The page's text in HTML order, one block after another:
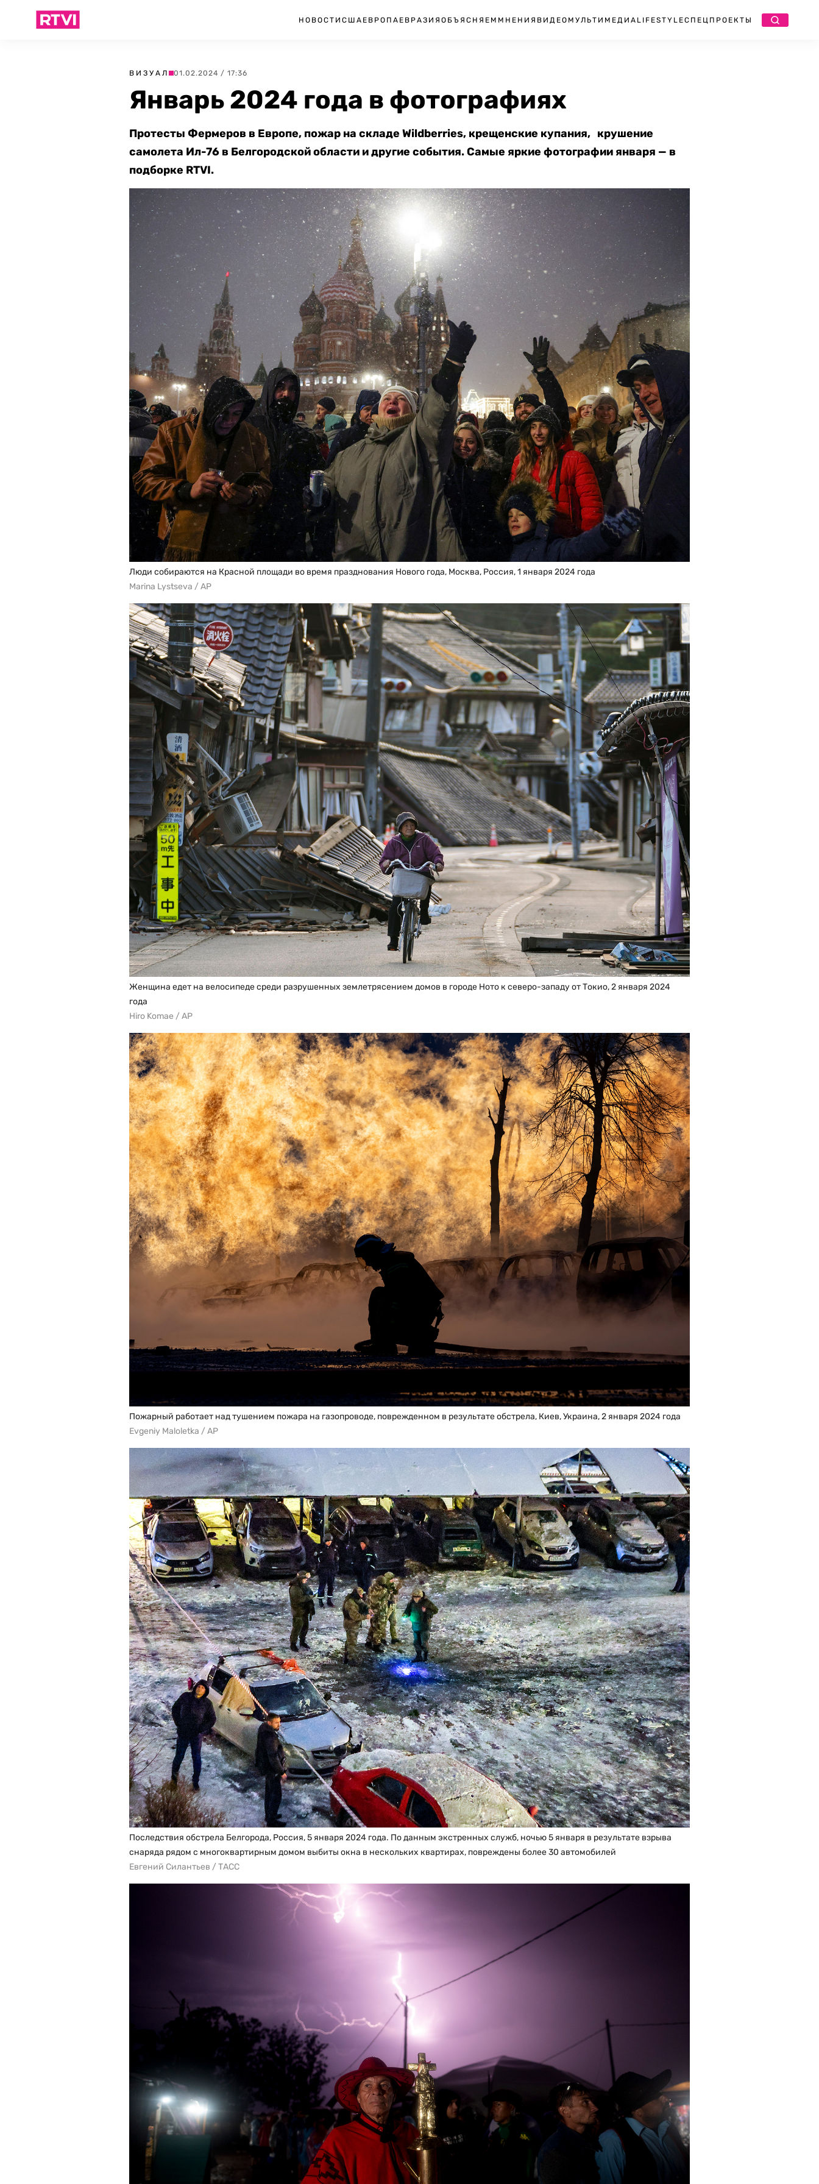
НОВОСТИ США ЕВРОПА ЕВРАЗИЯ ОБЪЯСНЯЕМ МНЕНИЯ ВИДЕО МУЛЬТИМЕДИА LIFESTYLEСПЕЦПРОЕКТЫ
ВИЗУАЛ 01.02.2024 / 17:36
Январь 2024 года в фотографиях
Протесты Фермеров в Европе, пожар на складе Wildberries, крещенские купания, крушение
самолета Ил-76 в Белгородской области и другие события. Самые яркие фотографии января — в
подборке RTVI.
Люди собираются на Красной площади во время празднования Нового года, Москва, Россия, 1 января 2024 года
Marina Lystseva / AP
Женщина едет на велосипеде среди разрушенных землетрясением домов в городе Ното к северо-западу от Токио, 2 января 2024
года
Hiro Komae / AP
Пожарный работает над тушением пожара на газопроводе, поврежденном в результате обстрела, Киев, Украина, 2 января 2024 года
Evgeniy Maloletka / AP
Последствия обстрела Белгорода, Россия, 5 января 2024 года. По данным экстренных служб, ночью 5 января в результате взрыва
снаряда рядом с многоквартирным домом выбиты окна в нескольких квартирах, повреждены более 30 автомобилей
Евгений Силантьев / ТАСС